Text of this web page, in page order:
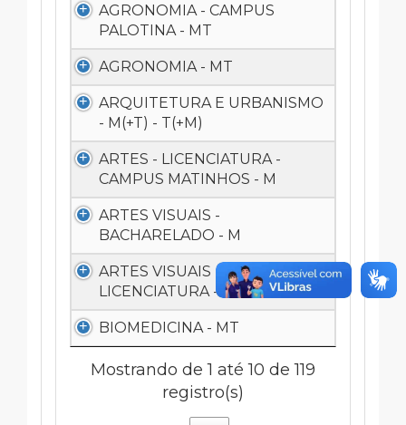
AGRONOMIA - CAMPUS
PALOTINA - MT
AGRONOMIA - MT
ARQUITETURA E URBANISMO
- M(+T) - T(+M)
ARTES - LICENCIATURA -
CAMPUS MATINHOS - M
ARTES VISUAIS -
BACHARELADO - M
ARTES VISUAIS -
LICENCIATURA - M
BIOMEDICINA - MT
Mostrando de 1 até 10 de 119
registro(s)